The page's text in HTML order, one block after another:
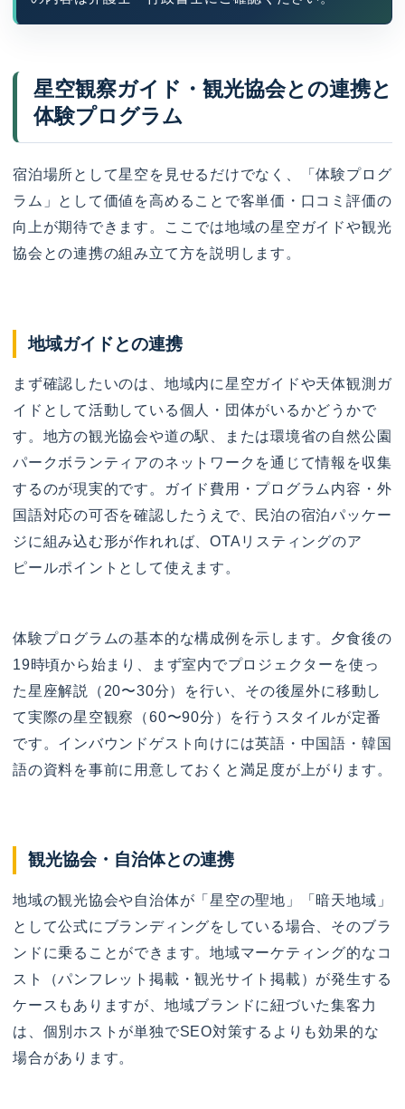
星空観察ガイド・観光協会との連携と
体験プログラム
宿泊場所として星空を見せるだけでなく、「体験プログ
ラム」として価値を高めることで客単価・口コミ評価の
向上が期待できます。ここでは地域の星空ガイドや観光
協会との連携の組み立て方を説明します。
地域ガイドとの連携
まず確認したいのは、地域内に星空ガイドや天体観測ガ
イドとして活動している個人・団体がいるかどうかで
す。地方の観光協会や道の駅、または環境省の自然公園
パークボランティアのネットワークを通じて情報を収集
するのが現実的です。ガイド費用・プログラム内容・外
国語対応の可否を確認したうえで、民泊の宿泊パッケー
ジに組み込む形が作れれば、OTAリスティングのア
ピールポイントとして使えます。
体験プログラムの基本的な構成例を示します。夕食後の
19時頃から始まり、まず室内でプロジェクターを使っ
た星座解説（20〜30分）を行い、その後屋外に移動し
て実際の星空観察（60〜90分）を行うスタイルが定番
です。インバウンドゲスト向けには英語・中国語・韓国
語の資料を事前に用意しておくと満足度が上がります。
観光協会・自治体との連携
地域の観光協会や自治体が「星空の聖地」「暗天地域」
として公式にブランディングをしている場合、そのブラ
ンドに乗ることができます。地域マーケティング的なコ
スト（パンフレット掲載・観光サイト掲載）が発生する
ケースもありますが、地域ブランドに紐づいた集客力
は、個別ホストが単独でSEO対策するよりも効果的な
場合があります。